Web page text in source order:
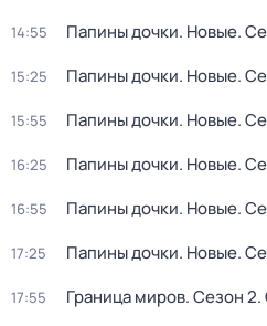
14:55 Папины дочки. Новые.
15:25 Папины дочки. Новые.
15:55 Папины дочки. Новые.
16:25 Папины дочки. Новые.
16:55 Папины дочки. Новые.
17:25 Папины дочки. Новые.
17:55 Граница миров. Сезон 2.